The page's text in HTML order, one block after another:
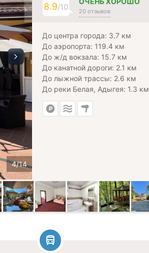
8.9/10 20 отзывов
До центра города: 3.7 км
До аэропорта: 119.4 км
До ж/д вокзала: 15.7 км
До канатной дороги: 2.1 км
До лыжной трассы: 2.6 км
До реки Белая, Адыгея: 1.3 км